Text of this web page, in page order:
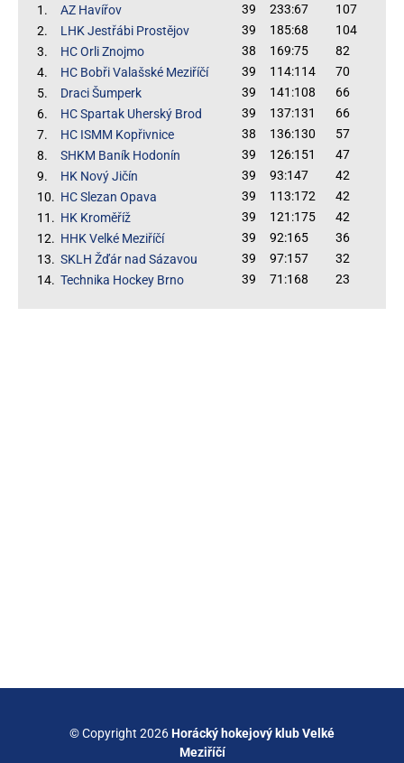
1.
AZ Havířov 39 233:67
107
2.
LHK Jestřábi Prostějov 39 185:68
104
3.
HC Orli Znojmo 38 169:75
82
4.
HC Bobři Valašské Meziříčí 39 114:114
70
5.
Draci Šumperk 39 141:108
66
6.
HC Spartak Uherský Brod 39 137:131
66
7.
HC ISMM Kopřivnice 38 136:130
57
8.
SHKM Baník Hodonín 39 126:151
47
9.
HK Nový Jičín 39 93:147
42
10. HC Slezan Opava 39 113:172
42
11. HK Kroměříž 39 121:175
42
12. HHK Velké Meziříčí 39 92:165
36
13. SKLH Žďár nad Sázavou 39 97:157
32
14. Technika Hockey Brno 39 71:168 23
© Copyright 2026Horácký hokejový klub Velké
Meziříčí